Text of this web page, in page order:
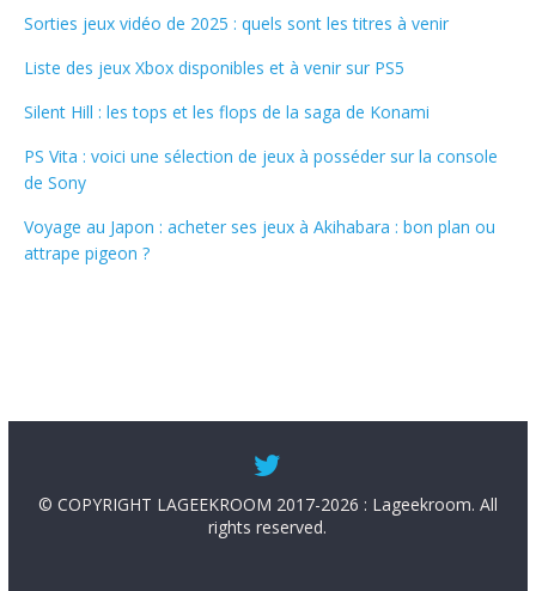
Sorties jeux vidéo de 2025 : quels sont les titres à venir
Liste des jeux Xbox disponibles et à venir sur PS5
Silent Hill : les tops et les flops de la saga de Konami
PS Vita : voici une sélection de jeux à posséder sur la console
de Sony
Voyage au Japon : acheter ses jeux à Akihabara : bon plan ou
attrape pigeon ?
© COPYRIGHT LAGEEKROOM 2017-2026 : Lageekroom. All
rights reserved.